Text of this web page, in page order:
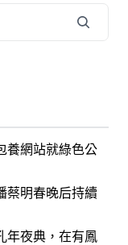
網站就綠色公
蔡明春晚后持續
年夜典，在有鳳